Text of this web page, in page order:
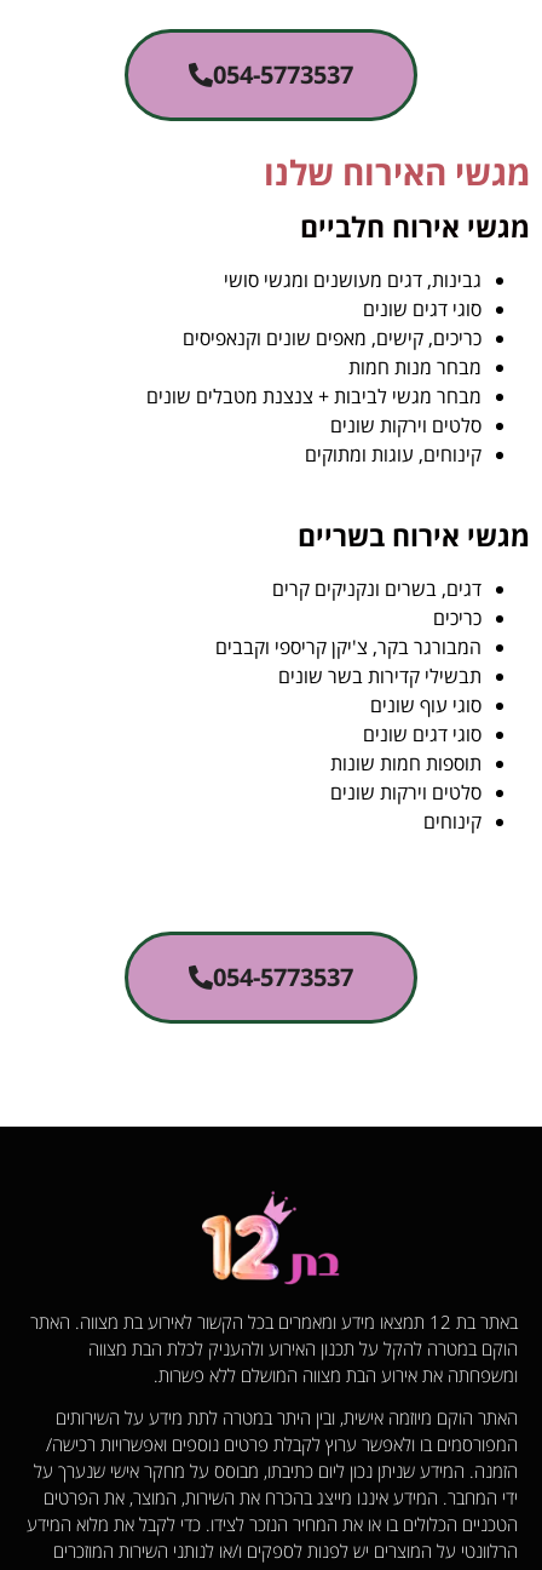
054-5773537
מגשי האירוח שלנו
מגשי אירוח חלביים
גבינות, דגים מעושנים ומגשי סושי
סוגי דגים שונים
כריכים, קישים, מאפים שונים וקנאפיסים
מבחר מנות חמות
מבחר מגשי לביבות + צנצנת מטבלים שונים
סלטים וירקות שונים
קינוחים, עוגות ומתוקים
מגשי אירוח בשריים
דגים, בשרים ונקניקים קרים
כריכים
המבורגר בקר, צ'יקן קריספי וקבבים
תבשילי קדירות בשר שונים
סוגי עוף שונים
סוגי דגים שונים
תוספות חמות שונות
סלטים וירקות שונים
קינוחים
054-5773537
באתר בת 12 תמצאו מידע ומאמרים בכל הקשור לאירוע בת מצווה. האתר
הוקם במטרה להקל על תכנון האירוע ולהעניק לכלת הבת מצווה
ומשפחתה את אירוע הבת מצווה המושלם ללא פשרות.
האתר הוקם מיוזמה אישית, ובין היתר במטרה לתת מידע על השירותים
המפורסמים בו ולאפשר ערוץ לקבלת פרטים נוספים ואפשרויות רכישה/
הזמנה. המידע שניתן נכון ליום כתיבתו, מבוסס על מחקר אישי שנערך על
ידי המחבר. המידע איננו מייצג בהכרח את השירות, המוצר, את הפרטים
הטכניים הכלולים בו או את המחיר הנזכר לצידו. כדי לקבל את מלוא המידע
הרלוונטי על המוצרים יש לפנות לספקים ו/או לנותני השירות המוזכרים